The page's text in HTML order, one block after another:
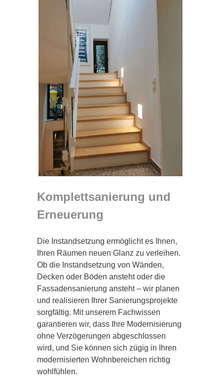
Komplettsanierung und
Erneuerung
Die Instandsetzung ermöglicht es Ihnen,
Ihren Räumen neuen Glanz zu verleihen.
Ob die Instandsetzung von Wänden,
Decken oder Böden ansteht oder die
Fassadensanierung ansteht – wir planen
und realisieren Ihrer Sanierungsprojekte
sorgfältig. Mit unserem Fachwissen
garantieren wir, dass Ihre Modernisierung
ohne Verzögerungen abgeschlossen
wird, und Sie können sich zügig in Ihren
modernisierten Wohnbereichen richtig
wohlfühlen.